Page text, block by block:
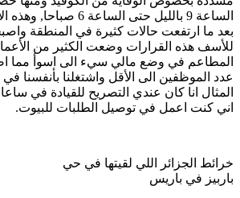
الساعة 9 بالليل حتى
بعد ما ارتفعت حالات كثيرة في المنطقة
للأسف هذه القرارات وضعت الكثير من الأعمال
المطاعم في وضع مالي سيء الى اسوأ مما
عدد الموظفين الى الأقل واشتغلنا بأنفسنا
المثال انا كان عندي التصريح للقيادة في
اني كنت اعمل في توصيل الطلبات للبيوت.
خرائط الجزائر اللي لقيتها في حي
باربيز في باريس